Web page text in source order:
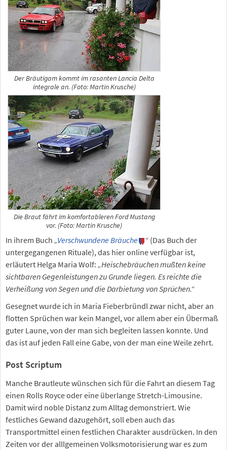
Der Bräutigam kommt im rasanten Lancia Delta
integrale an. (Foto: Martin Krusche)
Die Braut fährt im komfortableren Ford Mustang
vor. (Foto: Martin Krusche)
In ihrem Buch „Verschwundene Bräuche “ (Das Buch der
untergegangenen Rituale), das hier online verfügbar ist,
erläutert Helga Maria Wolf: „Heischebräuchen mußten keine
sichtbaren Gegenleistungen zu Grunde liegen. Es reichte die
Verheißung von Segen und die Darbietung von Sprüchen.“
Gesegnet wurde ich in Maria Fieberbründl zwar nicht, aber an
flotten Sprüchen war kein Mangel, vor allem aber ein Übermaß
guter Laune, von der man sich begleiten lassen konnte. Und
das ist auf jeden Fall eine Gabe, von der man eine Weile zehrt.
Post Scriptum
Manche Brautleute wünschen sich für die Fahrt an diesem Tag
einen Rolls Royce oder eine überlange Stretch-Limousine.
Damit wird noble Distanz zum Alltag demonstriert. Wie
festliches Gewand dazugehört, soll eben auch das
Transportmittel einen festlichen Charakter ausdrücken. In den
Zeiten vor der alllgemeinen Volksmotorisierung war es zum